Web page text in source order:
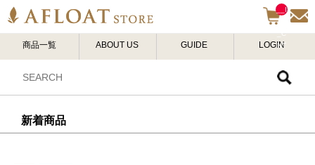
__I
TM
_C
NT
商品一覧 ABOUT US GUIDE LOGIN
新着商品